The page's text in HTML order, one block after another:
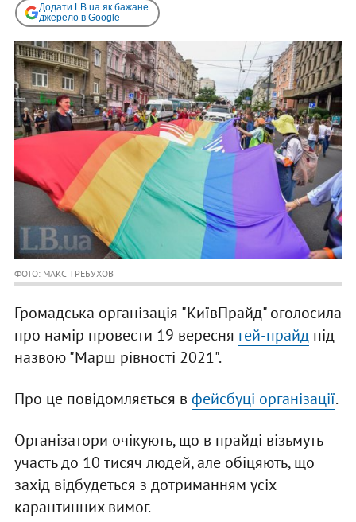
Додати LB.ua як бажане
джерело в Google
ФОТО: МАКС ТРЕБУХОВ
Громадська організація "КиївПрайд" оголосила
про намір провести 19 вересня гей-прайдпід
назвою "Марш рівності 2021".
Про це повідомляється в фейсбуці організації.
Організатори очікують, що в прайді візьмуть
участь до 10 тисяч людей, але обіцяють, що
захід відбудеться з дотриманням усіх
карантинних вимог.